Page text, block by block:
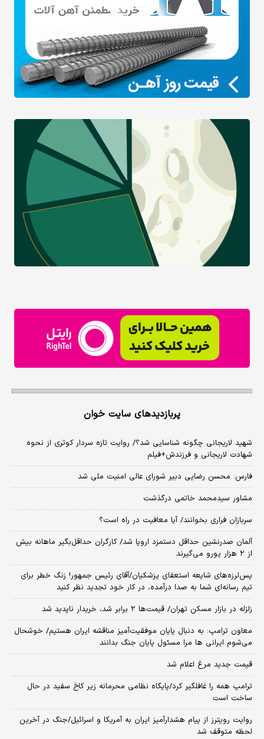
پربازدیدهای سایت خوان
شهید لاریجانی چگونه شناسایی شد؟/ روایت تازه سردار کوثری از نحوه
شهادت لاریجانی و فرزندش+فیلم
فارس: محسن رضایی دبیر شورای عالی امنیت ملی شد
مشاور سیدمحمد خاتمی درگذشت
سربازان فراری بخوانند/ آیا معافیت در راه است؟
آلمان صدرنشین حداقل دستمزد اروپا شد/ کارگران حداقل‌بگیر ماهانه بیش
از ۲ هزار یورو می‌گیرند
پس‌لرزه‌های شایعه استعفای پزشکیان/آقای رئیس جمهور! زنگ خطر برای
تیم رسانه‌ای شما به صدا درآمده، در کار خود تجدید نظر کنید
زلزله در بازار مسکن تهران/ قیمت‌ها ۲ برابر شد، خریدار ناپدید شد
معاون ترامپ: به دنبال پایان موفقیت‌آمیز مناقشه ایران هستیم/ خوشحال
می‌شوم ایرانی ها مرا مسئول پایان جنگ بدانند
قیمت جدید مرغ اعلام شد
ترامپ همه را غافلگیر کرد/پایگاه نظامی محرمانه زیر کاخ سفید در حال
ساخت است
روایت رویترز از پیام هشدارآمیز ایران به آمریکا و اسرائیل/جنگ در آخرین
لحظه متوقف شد